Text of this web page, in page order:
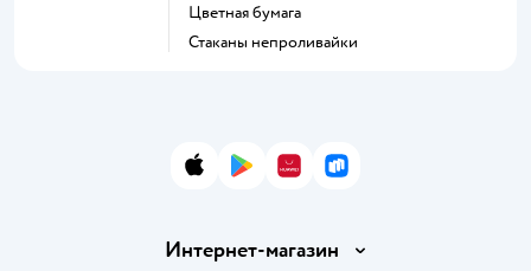
Цветная бумага
Стаканы непроливайки
App StoreGoogle Play
AppGallery
RuStore
Интернет-магазин